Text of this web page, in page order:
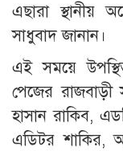
এছারা স্থানীয়
সাধুবাদ জানান।
এই সময়ে
পেজের রাজবাড়ী
হাসান রাকিব,
এডিটর শাকির,